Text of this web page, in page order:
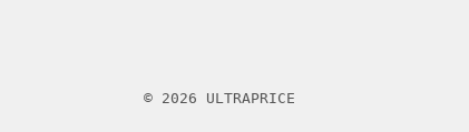
© 2026 ULTRAPRICE